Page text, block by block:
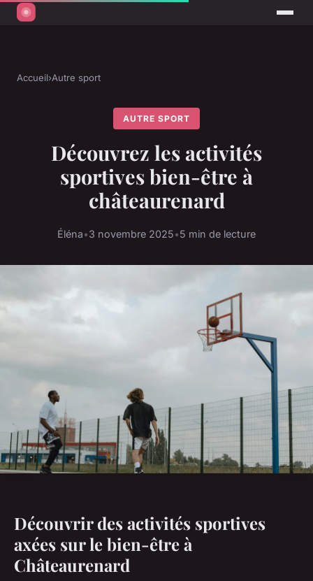
Accueil›Autre sport
AUTRE SPORT
Découvrez les activités
sportives bien-être à
châteaurenard
Éléna•3 novembre 2025•5 min de lecture
Découvrir des activités sportives
axées sur le bien-être à
Châteaurenard